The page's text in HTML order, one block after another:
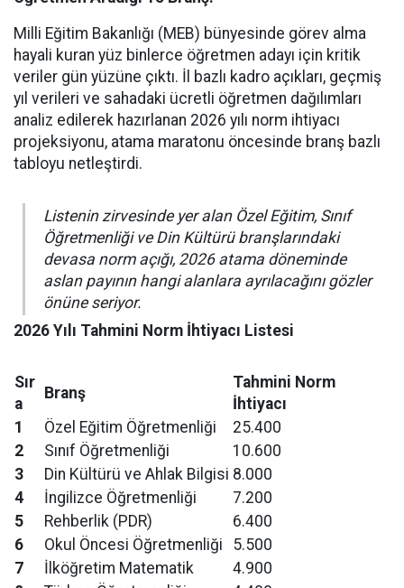
Milli Eğitim Bakanlığı (MEB) bünyesinde görev alma
hayali kuran yüz binlerce öğretmen adayı için kritik
veriler gün yüzüne çıktı. İl bazlı kadro açıkları, geçmiş
yıl verileri ve sahadaki ücretli öğretmen dağılımları
analiz edilerek hazırlanan 2026 yılı norm ihtiyacı
projeksiyonu, atama maratonu öncesinde branş bazlı
tabloyu netleştirdi.
Listenin zirvesinde yer alan Özel Eğitim, Sınıf
Öğretmenliği ve Din Kültürü branşlarındaki
devasa norm açığı, 2026 atama döneminde
aslan payının hangi alanlara ayrılacağını gözler
önüne seriyor.
2026 Yılı Tahmini Norm İhtiyacı Listesi
Sır
a
Branş
Tahmini Norm
İhtiyacı
1
Özel Eğitim Öğretmenliği
25.400
2
Sınıf Öğretmenliği
10.600
3
Din Kültürü ve Ahlak Bilgisi 8.000
4
İngilizce Öğretmenliği
7.200
5
Rehberlik (PDR)
6.400
6
Okul Öncesi Öğretmenliği
5.500
7
İlköğretim Matematik
4.900